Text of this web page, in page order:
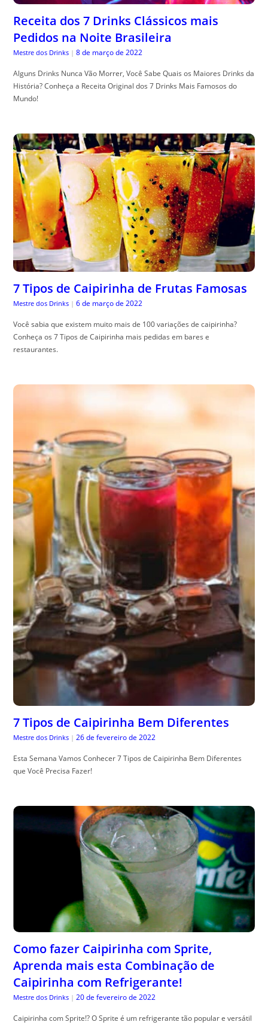
Receita dos 7 Drinks Clássicos mais
Pedidos na Noite Brasileira
Mestre dos Drinks | 8 de março de 2022
Alguns Drinks Nunca Vão Morrer, Você Sabe Quais os Maiores Drinks da
História? Conheça a Receita Original dos 7 Drinks Mais Famosos do
Mundo!
7 Tipos de Caipirinha de Frutas Famosas
Mestre dos Drinks | 6 de março de 2022
Você sabia que existem muito mais de 100 variações de caipirinha?
Conheça os 7 Tipos de Caipirinha mais pedidas em bares e
restaurantes.
7 Tipos de Caipirinha Bem Diferentes
Mestre dos Drinks | 26 de fevereiro de 2022
Esta Semana Vamos Conhecer 7 Tipos de Caipirinha Bem Diferentes
que Você Precisa Fazer!
Como fazer Caipirinha com Sprite,
Aprenda mais esta Combinação de
Caipirinha com Refrigerante!
Mestre dos Drinks | 20 de fevereiro de 2022
Caipirinha com Sprite!? O Sprite é um refrigerante tão popular e versátil